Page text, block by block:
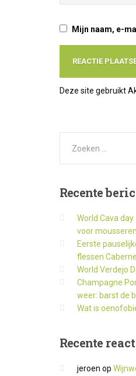
Mijn naam, e-
Deze site gebruikt
Recente
World Cava
voor
Eerste
flessen
World Verdejo
Champagne
weer: barst de
Wat is
Recente
jeroen op